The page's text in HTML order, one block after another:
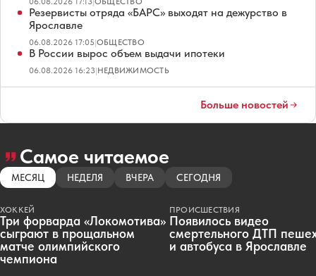
Резервисты отряда «БАРС» выходят на дежурство в
Ярославле
06.08.2026 17:05|ОБЩЕСТВО
В России вырос объем выдачи ипотеки
06.08.2026 16:23|НЕДВИЖИМОСТЬ
Больше новостей
Самое читаемое
МЕСЯЦ НЕДЕЛЯ ВЧЕРА СЕГОДНЯ
ХОККЕЙ
Три форварда «Локомотива»
сыграют в прощальном
матче олимпийского
чемпиона
ПРОИСШЕСТВИЯ
Появилось видео
смертельного ДТП
и автобуса в Ярославле